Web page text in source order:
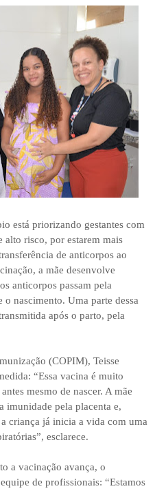
está priorizando gestantes com
alto risco, por estarem mais
de anticorpos ao
a mãe desenvolve
anticorpos passam pela
o nascimento. Uma parte dessa
após o parto, pela
(COPIM), Teisse
“Essa vacina é muito
mesmo de nascer. A mãe
imunidade pela placenta e,
criança já inicia a vida com uma
esclarece.
a vacinação avança, o
de profissionais: “Estamos